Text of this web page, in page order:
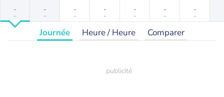
-
-
-
-
-
-
-
-
-
-
-
-
-
-
Journée Heure / Heure Comparer